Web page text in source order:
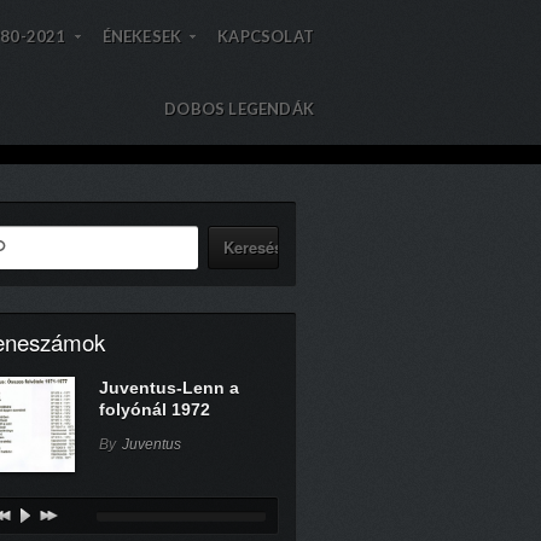
2021
ÉNEKESEK
KAPCSOLAT
DOBOS LEGENDÁK
Juventus-Lenn a
folyónál 1972
By Juventus